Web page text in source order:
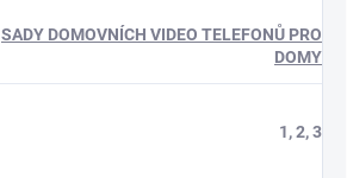
SADY DOMOVNÍCH VIDEO TELEFONŮ PRO
DOMY
1, 2, 3